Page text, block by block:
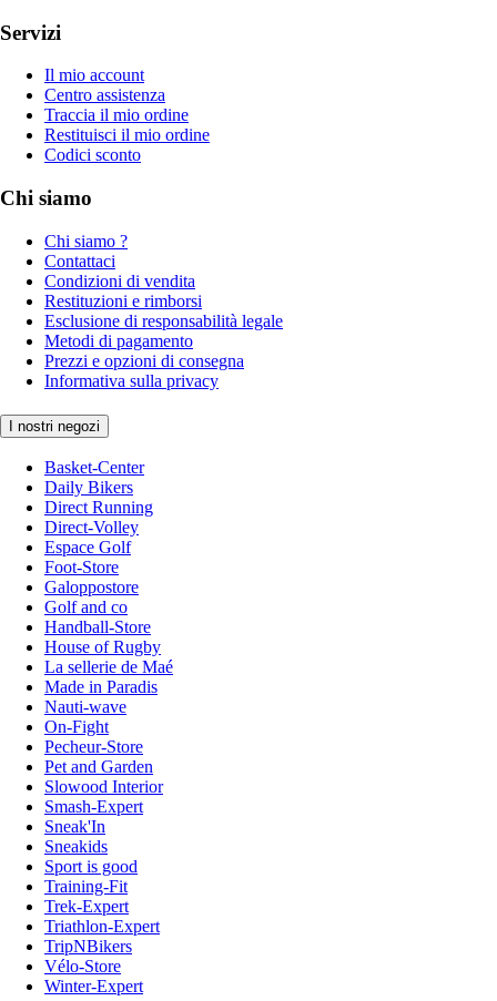
Servizi
Il mio account
Centro assistenza
Traccia il mio ordine
Restituisci il mio ordine
Codici sconto
Chi siamo
Chi siamo ?
Contattaci
Condizioni di vendita
Restituzioni e rimborsi
Esclusione di responsabilità legale
Metodi di pagamento
Prezzi e opzioni di consegna
Informativa sulla privacy
I nostri negozi
Basket-Center
Daily Bikers
Direct Running
Direct-Volley
Espace Golf
Foot-Store
Galoppostore
Golf and co
Handball-Store
House of Rugby
La sellerie de Maé
Made in Paradis
Nauti-wave
On-Fight
Pecheur-Store
Pet and Garden
Slowood Interior
Smash-Expert
Sneak'In
Sneakids
Sport is good
Training-Fit
Trek-Expert
Triathlon-Expert
TripNBikers
Vélo-Store
Winter-Expert